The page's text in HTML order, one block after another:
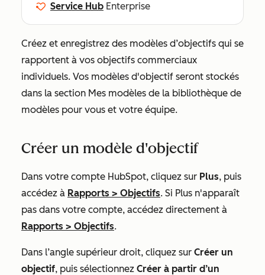
Service Hub Enterprise
Créez et enregistrez des modèles d’objectifs qui se
rapportent à vos objectifs commerciaux
individuels. Vos modèles d'objectif seront stockés
dans la section Mes modèles de la bibliothèque de
modèles pour vous et votre équipe.
Créer un modèle d'objectif
Dans votre compte HubSpot, cliquez sur Plus, puis
accédez à Rapports > Objectifs. Si Plus n'apparaît
pas dans votre compte, accédez directement à
Rapports > Objectifs.
Dans l’angle supérieur droit, cliquez sur Créer un
objectif, puis sélectionnez Créer à partir d’un